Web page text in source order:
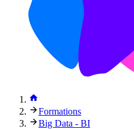
Formations
Big Data - BI